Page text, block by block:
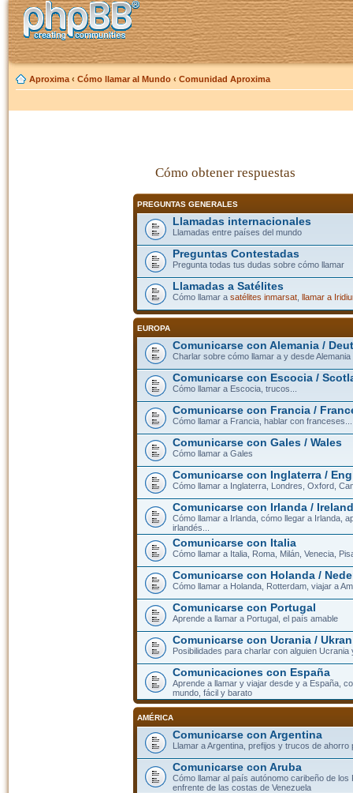
Aproxima ‹ Cómo llamar al Mundo ‹ Comunidad Aproxima
Cómo obtener respuestas
PREGUNTAS GENERALES
Llamadas internacionales
Llamadas entre países del mundo
Preguntas Contestadas
Pregunta todas tus dudas sobre cómo llamar
Llamadas a Satélites
Cómo llamar a satélites inmarsat, llamar a
EUROPA
Comunicarse con Alemania /
Charlar sobre cómo llamar a y desde Alemania
Comunicarse con Escocia /
Cómo llamar a Escocia, trucos...
Comunicarse con Francia /
Cómo llamar a Francia, hablar con franceses...
Comunicarse con Gales / Wales
Cómo llamar a Gales
Comunicarse con Inglaterra /
Cómo llamar a Inglaterra, Londres, Oxford,
Comunicarse con Irlanda / Ireland
Cómo llamar a Irlanda, cómo llegar a Irlanda,
irlandés...
Comunicarse con Italia
Cómo llamar a Italia, Roma, Milán, Venecia,
Comunicarse con Holanda /
Cómo llamar a Holanda, Rotterdam, viajar a
Comunicarse con Portugal
Aprende a llamar a Portugal, el país amable
Comunicarse con Ucrania /
Posibilidades para charlar con alguien Ucrania
Comunicaciones con España
Aprende a llamar y viajar desde y a España,
mundo, fácil y barato
AMÉRICA
Comunicarse con Argentina
Llamar a Argentina, prefijos y trucos de ahorro
Comunicarse con Aruba
Cómo llamar al país autónomo caribeño de los
enfrente de las costas de Venezuela